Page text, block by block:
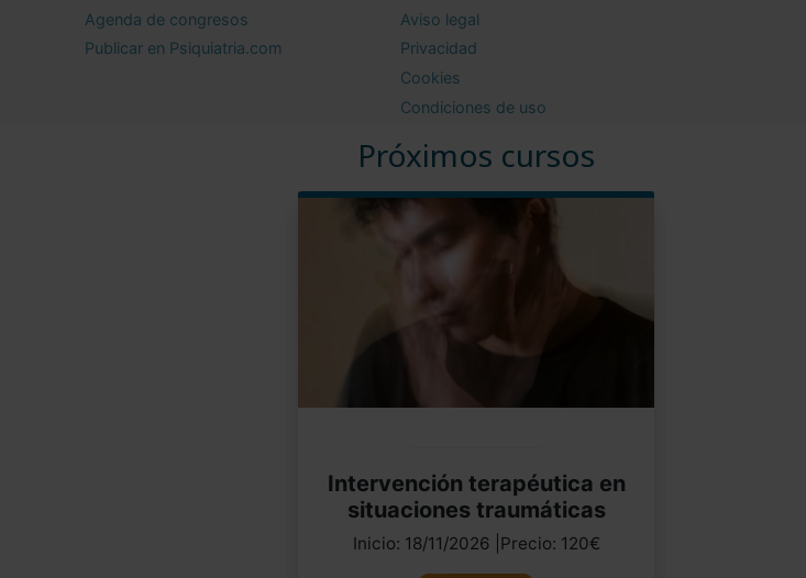
Próximos cursos
Intervención terapéutica en
situaciones traumáticas
Inicio: 18/11/2026 |Precio: 120€
Agenda de congresos
Publicar en Psiquiatria.com
Aviso legal
Privacidad
Cookies
Condiciones de uso